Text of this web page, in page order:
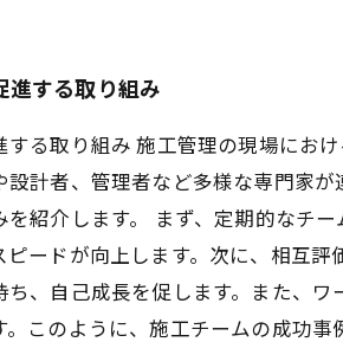
進する取り組み
る取り組み 施工管理の現場にお
計者、管理者など多様な専門家
紹介します。 まず、定期的なチ
ードが向上します。次に、相互
、自己成長を促します。また、
このように、施工チームの成功